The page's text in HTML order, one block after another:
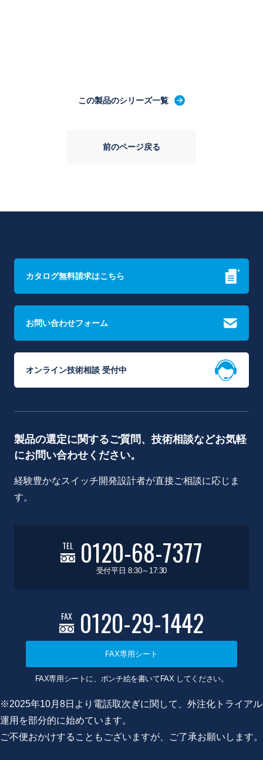
この製品のシリーズ一覧
前のページ戻る
カタログ無料請求はこちら
お問い合わせフォーム
オンライン技術相談 受付中
製品の選定に関するご質問、技術相談などお気軽
にお問い合わせください。
経験豊かなスイッチ開発設計者が直接ご相談に応じま
す。
TEL 0120-68-7377
受付平日 8:30～17:30
FAX 0120-29-1442
FAX専用シート
FAX専用シートに、ポンチ絵を書いてFAX してください。
※2025年10月8日より電話取次ぎに関して、外注化トライアル
運用を部分的に始めています。
ご不便おかけすることもございますが、ご了承お願いします。